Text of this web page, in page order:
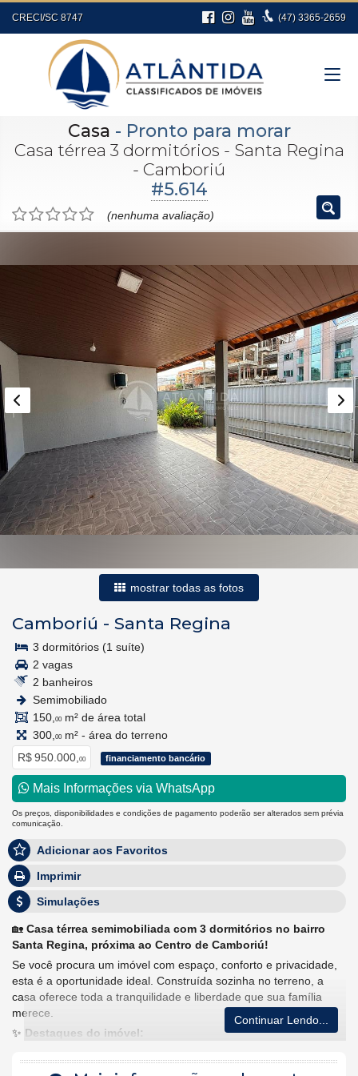
CRECI/SC 8747 (47) 3365-2659
Casa - Pronto para morar
Casa térrea 3 dormitórios - Santa Regina
- Camboriú
#5.614
(nenhuma avaliação)
mostrar todas as fotos
Camboriú - Santa Regina
3 dormitórios (1 suíte)
2 vagas
2 banheiros
Semimobiliado
150, 00 m² de área total
300, 00 m² - área do terreno
R$ 950.000, 00 financiamento bancário
Mais Informações via WhatsApp
Os preços, disponibilidades e condições de pagamento poderão ser alterados sem prévia
comunicação.
Adicionar aos Favoritos
Imprimir
Simulações
🏡 Casa térrea semimobiliada com 3 dormitórios no bairro
Santa Regina, próxima ao Centro de Camboriú!
Se você procura um imóvel com espaço, conforto e privacidade,
esta é a oportunidade ideal. Construída sozinha no terreno, a
casa oferece toda a tranquilidade e liberdade que sua família
merece.
✨ Destaques do imóvel:
• Sala de estar e sala de jantar;
Continuar Lendo...